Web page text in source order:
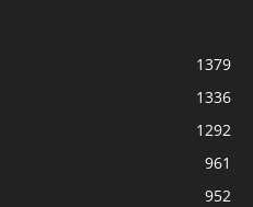
1379
1336
1292
961
952